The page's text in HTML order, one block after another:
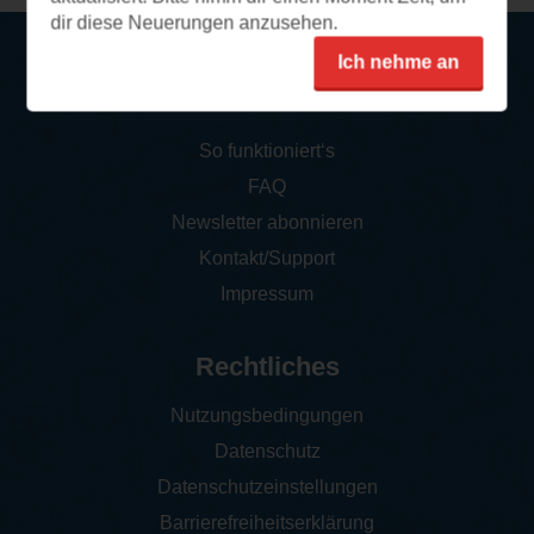
dir diese Neuerungen anzusehen.
Ich nehme an
So funktioniert‘s
FAQ
Newsletter abonnieren
Kontakt/Support
Impressum
Rechtliches
Nutzungsbedingungen
Datenschutz
Datenschutzeinstellungen
Barrierefreiheitserklärung